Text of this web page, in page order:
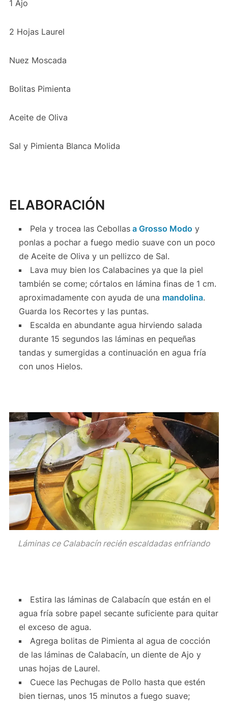
1 Ajo
2 Hojas Laurel
Nuez Moscada
Bolitas Pimienta
Aceite de Oliva
Sal y Pimienta Blanca Molida
ELABORACIÓN
Pela y trocea las Cebollas a Grosso Modo y
ponlas a pochar a fuego medio suave con un poco
de Aceite de Oliva y un pellizco de Sal.
Lava muy bien los Calabacines ya que la piel
también se come; córtalos en lámina finas de 1 cm.
aproximadamente con ayuda de una mandolina.
Guarda los Recortes y las puntas.
Escalda en abundante agua hirviendo salada
durante 15 segundos las láminas en pequeñas
tandas y sumergidas a continuación en agua fría
con unos Hielos.
Láminas ce Calabacín recién escaldadas enfriando
Estira las láminas de Calabacín que están en el
agua fría sobre papel secante suficiente para quitar
el exceso de agua.
Agrega bolitas de Pimienta al agua de cocción
de las láminas de Calabacín, un diente de Ajo y
unas hojas de Laurel.
Cuece las Pechugas de Pollo hasta que estén
bien tiernas, unos 15 minutos a fuego suave;